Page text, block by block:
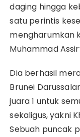
daging hingga
satu perintis
mengharumkan
Muhammad
Dia berhasil
Brunei
juara 1 untuk
sekaligus, yakni
Sebuah puncak